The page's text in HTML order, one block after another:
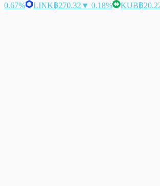
0.67%
LINK฿270.32 ▼ 0.18% KUB฿